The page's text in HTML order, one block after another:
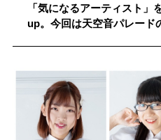
#男性SSW #ポップス #女
記事一覧
お問い合わせ
記事リクエスト
「気になるアーティスト
up。今回は天空音パレード